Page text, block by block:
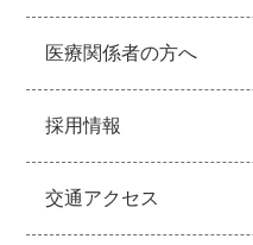
医療関係者の方へ
採用情報
交通アクセス